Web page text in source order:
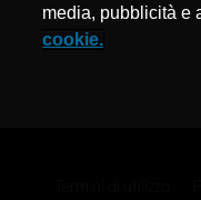
media, pubblicità e
cookie.